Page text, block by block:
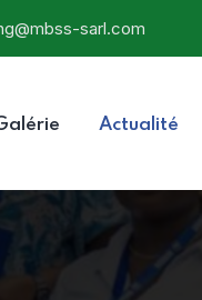
sarl.com
Actualité